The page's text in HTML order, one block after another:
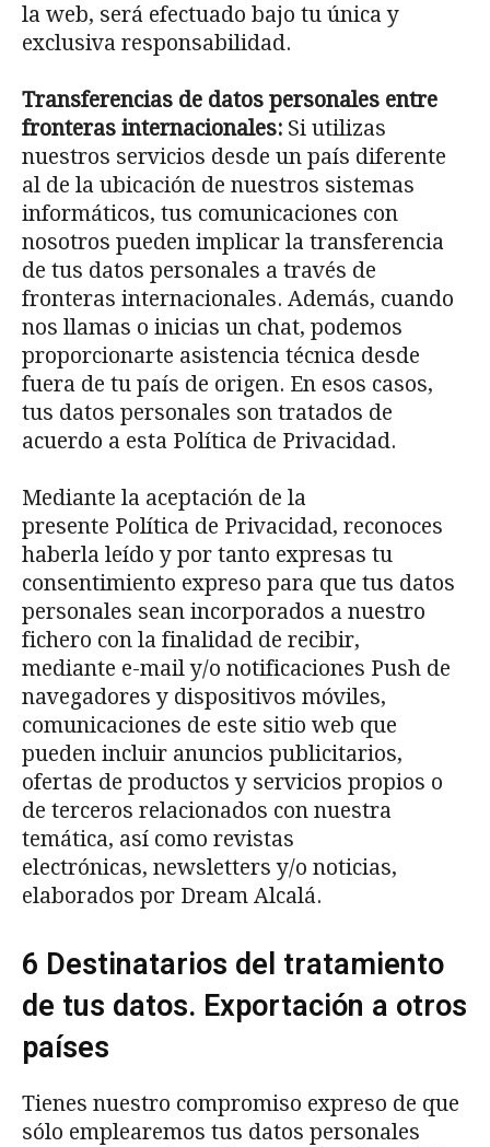
la web, será efectuado bajo tu única y
exclusiva responsabilidad.
Transferencias de datos personales entre
fronteras internacionales: Si utilizas
nuestros servicios desde un país diferente
al de la ubicación de nuestros sistemas
informáticos, tus comunicaciones con
nosotros pueden implicar la transferencia
de tus datos personales a través de
fronteras internacionales. Además, cuando
nos llamas o inicias un chat, podemos
proporcionarte asistencia técnica desde
fuera de tu país de origen. En esos casos,
tus datos personales son tratados de
acuerdo a esta Política de Privacidad.
Mediante la aceptación de la
presente Política de Privacidad, reconoces
haberla leído y por tanto expresas tu
consentimiento expreso para que tus datos
personales sean incorporados a nuestro
fichero con la finalidad de recibir,
mediante e-mail y/o notificaciones Push de
navegadores y dispositivos móviles,
comunicaciones de este sitio web que
pueden incluir anuncios publicitarios,
ofertas de productos y servicios propios o
de terceros relacionados con nuestra
temática, así como revistas
electrónicas, newsletters y/o noticias,
elaborados por Dream Alcalá.
6 Destinatarios del tratamiento
de tus datos. Exportación a otros
países
Tienes nuestro compromiso expreso de que
sólo emplearemos tus datos personales